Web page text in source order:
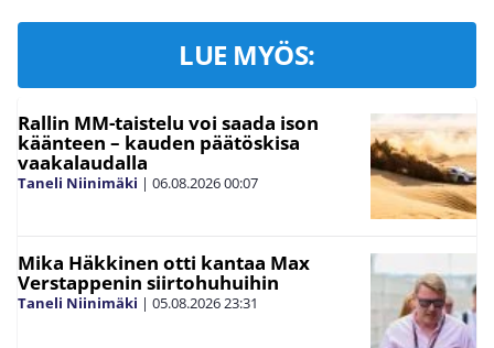
LUE MYÖS:
Rallin MM-taistelu voi saada ison
käänteen – kauden päätöskisa
vaakalaudalla
Taneli Niinimäki | 06.08.202600:07
Mika Häkkinen otti kantaa Max
Verstappenin siirtohuhuihin
Taneli Niinimäki | 05.08.202623:31